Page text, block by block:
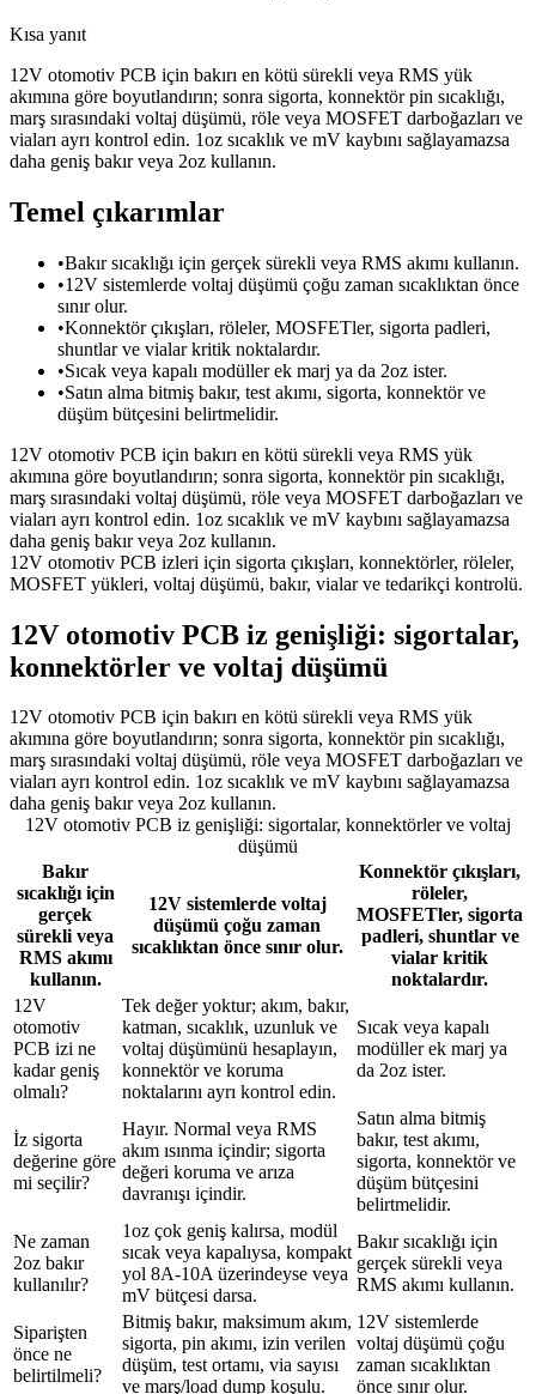
Kısa yanıt
12V otomotiv PCB için bakırı en kötü sürekli veya RMS yük
akımına göre boyutlandırın; sonra sigorta, konnektör pin sıcaklığı,
marş sırasındaki voltaj düşümü, röle veya MOSFET darboğazları ve
viaları ayrı kontrol edin. 1oz sıcaklık ve mV kaybını sağlayamazsa
daha geniş bakır veya 2oz kullanın.
Temel çıkarımlar
•Bakır sıcaklığı için gerçek sürekli veya RMS akımı kullanın.
•12V sistemlerde voltaj düşümü çoğu zaman sıcaklıktan önce
sınır olur.
•Konnektör çıkışları, röleler, MOSFETler, sigorta padleri,
shuntlar ve vialar kritik noktalardır.
•Sıcak veya kapalı modüller ek marj ya da 2oz ister.
•Satın alma bitmiş bakır, test akımı, sigorta, konnektör ve
düşüm bütçesini belirtmelidir.
12V otomotiv PCB için bakırı en kötü sürekli veya RMS yük
akımına göre boyutlandırın; sonra sigorta, konnektör pin sıcaklığı,
marş sırasındaki voltaj düşümü, röle veya MOSFET darboğazları ve
viaları ayrı kontrol edin. 1oz sıcaklık ve mV kaybını sağlayamazsa
daha geniş bakır veya 2oz kullanın.
12V otomotiv PCB izleri için sigorta çıkışları, konnektörler, röleler,
MOSFET yükleri, voltaj düşümü, bakır, vialar ve tedarikçi kontrolü.
12V otomotiv PCB iz genişliği: sigortalar,
konnektörler ve voltaj düşümü
12V otomotiv PCB için bakırı en kötü sürekli veya RMS yük
akımına göre boyutlandırın; sonra sigorta, konnektör pin sıcaklığı,
marş sırasındaki voltaj düşümü, röle veya MOSFET darboğazları ve
viaları ayrı kontrol edin. 1oz sıcaklık ve mV kaybını sağlayamazsa
daha geniş bakır veya 2oz kullanın.
12V otomotiv PCB iz genişliği: sigortalar, konnektörler ve voltaj
düşümü
Bakır
sıcaklığı için
gerçek
sürekli veya
RMS akımı
kullanın.
12V sistemlerde voltaj
düşümü çoğu zaman
sıcaklıktan önce sınır olur.
Konnektör çıkışları,
röleler,
MOSFETler, sigorta
padleri, shuntlar ve
vialar kritik
noktalardır.
12V
otomotiv
PCB izi ne
kadar geniş
olmalı?
Tek değer yoktur; akım, bakır,
katman, sıcaklık, uzunluk ve
voltaj düşümünü hesaplayın,
konnektör ve koruma
noktalarını ayrı kontrol edin.
Sıcak veya kapalı
modüller ek marj ya
da 2oz ister.
İz sigorta
değerine göre
mi seçilir?
Hayır. Normal veya RMS
akım ısınma içindir; sigorta
değeri koruma ve arıza
davranışı içindir.
Satın alma bitmiş
bakır, test akımı,
sigorta, konnektör ve
düşüm bütçesini
belirtmelidir.
Ne zaman
2oz bakır
kullanılır?
1oz çok geniş kalırsa, modül
sıcak veya kapalıysa, kompakt
yol 8A-10A üzerindeyse veya
mV bütçesi darsa.
Bakır sıcaklığı için
gerçek sürekli veya
RMS akımı kullanın.
Siparişten
önce ne
belirtilmeli?
Bitmiş bakır, maksimum akım,
sigorta, pin akımı, izin verilen
düşüm, test ortamı, via sayısı
ve marş/load dump koşulu.
12V sistemlerde
voltaj düşümü çoğu
zaman sıcaklıktan
önce sınır olur.